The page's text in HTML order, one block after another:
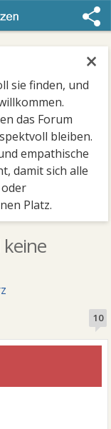
×
sie finden, und
das Forum
bleiben.
empathische
damit sich alle
Platz.
10